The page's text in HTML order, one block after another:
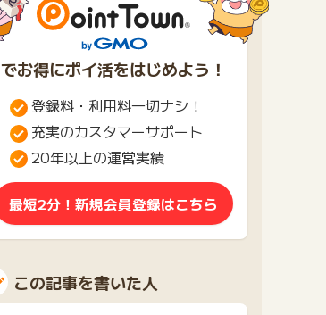
でお得にポイ活をはじめよう！
登録料・利用料一切ナシ！
充実のカスタマーサポート
20年以上の運営実績
最短2分！新規会員登録はこちら
この記事を書いた人